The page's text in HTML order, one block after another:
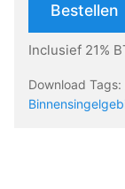
Bestellen
Inclusief 21%
Download Tags: